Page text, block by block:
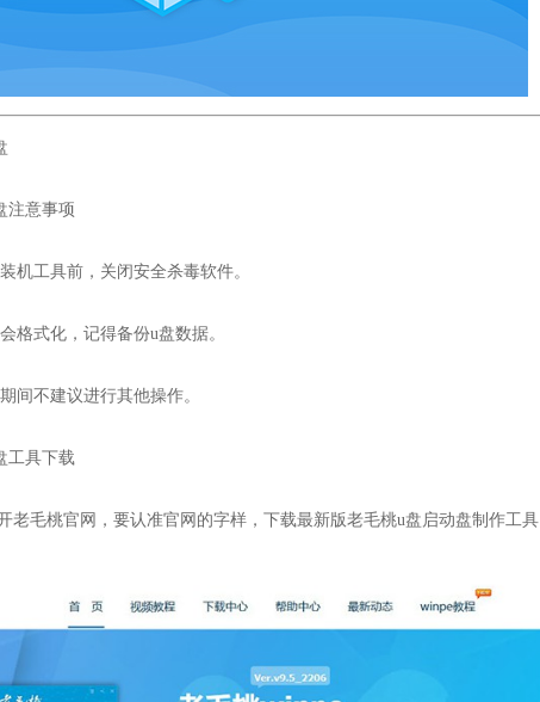
注意事项
机工具前，关闭安全杀毒软件。
格式化，记得备份u盘数据。
间不建议进行其他操作。
工具下载
老毛桃官网，要认准官网的字样，下载最新版老毛桃u盘启动盘制作工具